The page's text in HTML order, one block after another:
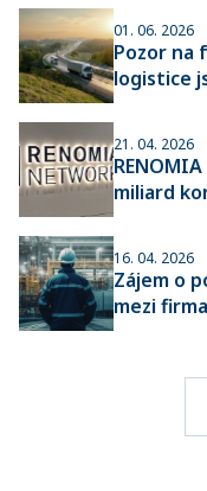
01. 06. 2026
Pozor na
logistice
21. 04. 2026
miliard
16. 04. 2026
Zájem o
mezi